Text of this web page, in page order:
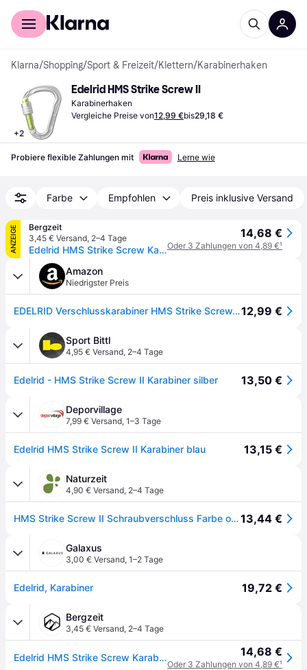
Für Shopper
Klarna/Shopping/Sport & Freizeit/Klettern/Karabinerhaken
+2
Edelrid HMS Strike Screw II
Karabinerhaken
Vergleiche Preise von12,99 €bis29,18 €
Probiere flexible Zahlungen mit Lerne wie
Farbe Empfohlen Preis inklusive Versand
ANZEIGE
Bergzeit
3,45 € Versand, 2–4 Tage
Edelrid HMS Strike Screw Karabiner
14,68 €
Oder 3 Zahlungen von 4,89 €¹
Amazon
Niedrigster Preis
EDELRID Verschlusskarabiner HMS Strike Screw, Silver12,99 €
Sport Bittl
4,95 € Versand, 2–4 Tage
Edelrid - HMS Strike Screw II Karabiner silber 13,50 €
Deporvillage
7,99 € Versand, 1–3 Tage
Edelrid HMS Strike Screw II Karabiner blau 13,15 €
Naturzeit
4,90 € Versand, 2–4 Tage
HMS Strike Screw II Schraubverschluss Farbe oasis13,44 €
Galaxus
3,00 € Versand, 1–2 Tage
Edelrid, Karabiner 19,72 €
Bergzeit
3,45 € Versand, 2–4 Tage
Edelrid HMS Strike Screw Karabiner 14,68 €
Oder 3 Zahlungen von 4,89 €¹